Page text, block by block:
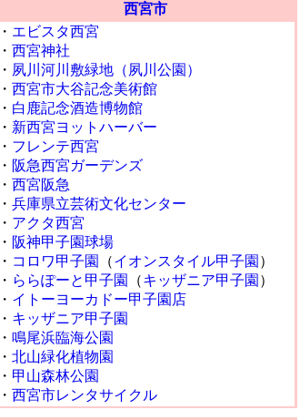
西宮市
・ エビスタ西宮
・ 西宮神社
・ 夙川河川敷緑地（夙川公園）
・ 西宮市大谷記念美術館
・ 白鹿記念酒造博物館
・ 新西宮ヨットハーバー
・ フレンテ西宮
・ 阪急西宮ガーデンズ
・ 西宮阪急
・ 兵庫県立芸術文化センター
・ アクタ西宮
・ 阪神甲子園球場
・ コロワ甲子園 （イオンスタイル甲子園 ）
・ ららぽーと甲子園 （キッザニア甲子園 ）
・ イトーヨーカドー甲子園店
・ キッザニア甲子園
・ 鳴尾浜臨海公園
・ 北山緑化植物園
・ 甲山森林公園
・ 西宮市レンタサイクル